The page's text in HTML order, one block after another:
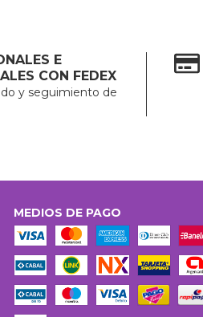
E
CON FEDEX
y seguimiento de
MEDIOS DE PAGO